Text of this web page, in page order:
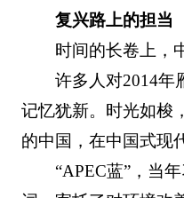
复兴路上的担当
时间的长卷上，
许多人对2014年
记忆犹新。时光如梭
的中国，在中国式现
“APEC蓝”，当